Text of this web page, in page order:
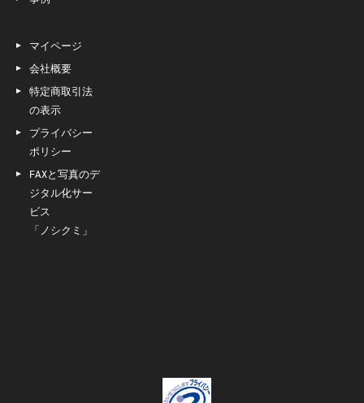
マイページ
会社概要
特定商取引法
の表示
プライバシー
ポリシー
FAXと写真のデ
ジタル化サー
ビス
「ノシクミ」